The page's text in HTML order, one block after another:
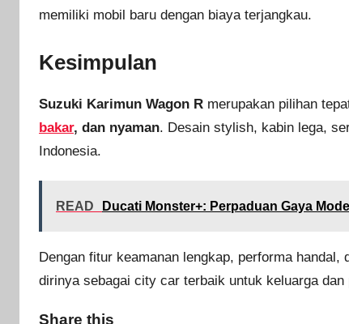
memiliki mobil baru dengan biaya terjangkau.
Kesimpulan
Suzuki Karimun Wagon R merupakan pilihan
bakar, dan nyaman. Desain stylish, kabin lega,
Indonesia.
READ Ducati Monster+: Perpaduan Gaya
Dengan fitur keamanan lengkap, performa handal,
dirinya sebagai city car terbaik untuk keluarga dan
Share this